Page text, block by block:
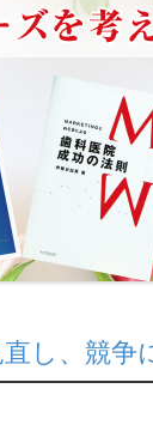
し、競争